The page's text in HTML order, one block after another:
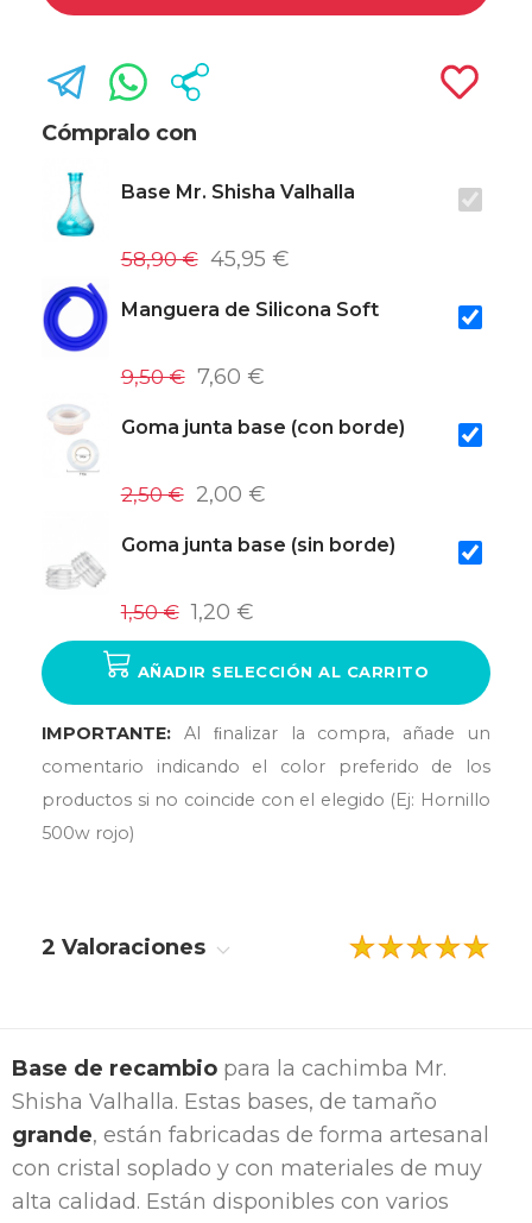
Cómpralo con
Base Mr. Shisha Valhalla
58,90 € 45,95 €
Manguera de Silicona Soft
9,50 € 7,60 €
Goma junta base (con borde)
2,50 € 2,00 €
Goma junta base (sin borde)
1,50 € 1,20 €
AÑADIR SELECCIÓN AL CARRITO
IMPORTANTE: Al ﬁnalizar la compra, añade un
comentario indicando el color preferido de los
productos si no coincide con el elegido (Ej: Hornillo
500w rojo)
2 Valoraciones
Base de recambio para la cachimba Mr.
Shisha Valhalla. Estas bases, de tamaño
grande, están fabricadas de forma artesanal
con cristal soplado y con materiales de muy
alta calidad. Están disponibles con varios